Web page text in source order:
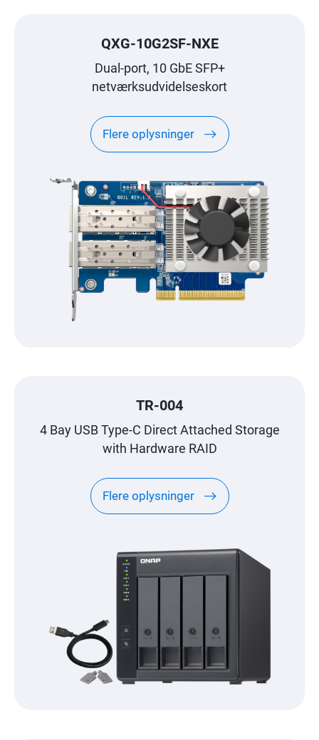
QXG-10G2SF-NXE
Dual-port, 10 GbE SFP+
netværksudvidelseskort
Flere oplysninger
TR-004
4 Bay USB Type-C Direct Attached Storage
with Hardware RAID
Flere oplysninger